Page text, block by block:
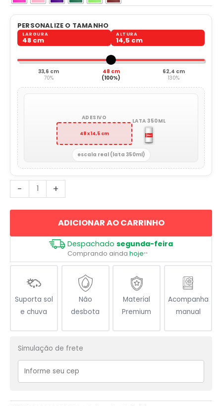
PERSONALIZE O TAMANHO
LARGURA
48 cm
ALTURA
14,5 cm
33,6 cm
70%
48 cm
(100%)
62,4 cm
130%
ADESIVO
48 x 14,5 cm
LATA 350ML
escala real (lata 350ml)
-
Goleiro
Defendendo
quantidade
+
ADICIONAR AO CARRINHO
Despachado segunda-feira
Comprando ainda hoje**
Suporta sol
e chuva
Não
desbota
Material
Premium
Acompanha
manual
Simulação de frete